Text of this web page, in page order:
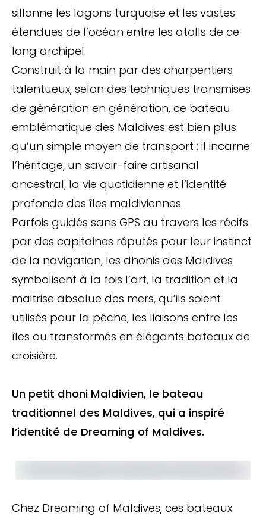
sillonne les lagons turquoise et les vastes
étendues de l’océan entre les atolls de ce
long archipel.
Construit à la main par des charpentiers
talentueux, selon des techniques transmises
de génération en génération, ce bateau
emblématique des Maldives est bien plus
qu’un simple moyen de transport : il incarne
l’héritage, un savoir-faire artisanal
ancestral, la vie quotidienne et l’identité
profonde des îles maldiviennes.
Parfois guidés sans GPS au travers les récifs
par des capitaines réputés pour leur instinct
de la navigation, les dhonis des Maldives
symbolisent à la fois l’art, la tradition et la
maitrise absolue des mers, qu’ils soient
utilisés pour la pêche, les liaisons entre les
îles ou transformés en élégants bateaux de
croisière.
Un petit dhoni Maldivien, le bateau
traditionnel des Maldives, qui a inspiré
l’identité de Dreaming of Maldives.
Chez Dreaming of Maldives, ces bateaux